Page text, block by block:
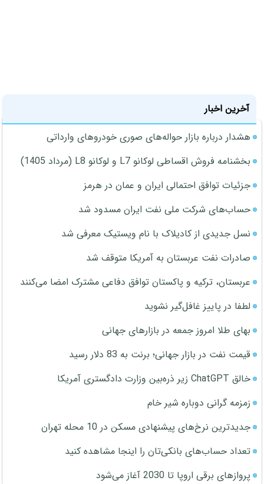
آخرین اخبار
هشدار درباره بازار حواله‌های صوری خودروهای وارداتی
بخشنامه فروش اقساطی لوکانو L7 و لوکانو L8 (مرداد 1405)
جزئیات توافق احتمالی ایران و عمان در هرمز
حساب‌های شرکت ملی نفت ایران مسدود شد
نسل جدیدی از کادیلاک با نام ویستیک معرفی شد
صادرات نفت عربستان به آمریکا متوقف شد
عربستان، ترکیه و پاکستان توافق دفاعی مشترک امضا می‌کنند
لطفا در پاییز غافل‌گیر نشوید
بهای طلا امروز جمعه در بازارهای جهانی
قیمت نفت در بازار جهانی؛ برنت به 83 دلار رسید
خالق ChatGPT زیر ذره‌بین وزارت دادگستری آمریکا
زمزمه گرانی دوباره شیر خام
جدیدترین نرخ‌های پیشنهادی مسکن در 10 محله تهران
تعداد حساب‌های بانکی‌تان را اینجا مشاهده کنید
پروازهای برقی اروپا تا 2030 آغاز می‌شود